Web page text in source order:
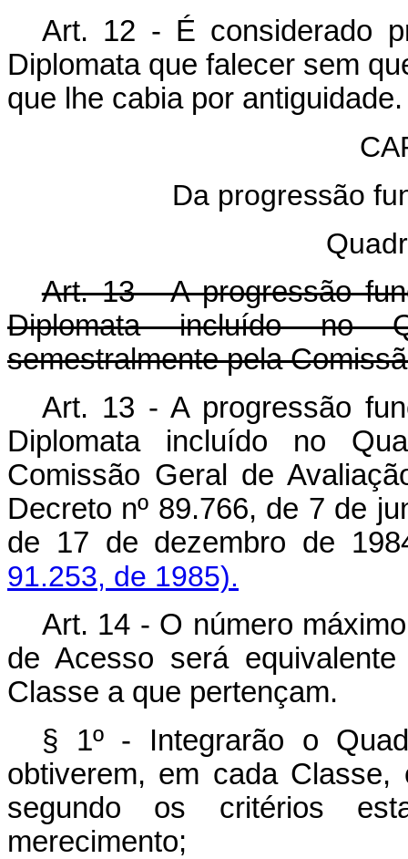
Art. 12 - É considerado
Diplomata que falecer sem
que lhe cabia por antiguidade.
Da progressão
Art. 13 - A progressão
Diplomata incluído no
semestralmente pela
Art. 13 - A progressão
Diplomata incluído no
Comissão Geral de
Decreto nº 89.766, de 7 de
de 17 de dezembro de
91.253, de 1985).
Art. 14 - O número
de Acesso será
Classe a que pertençam.
§ 1º - Integrarão o
obtiverem, em cada
segundo os critérios
merecimento;